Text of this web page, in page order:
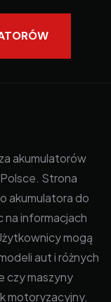
akumulatorów
Strona
akumulatora do
na informacjach
mogą
aut i różnych
czy maszyny
motoryzacyjny,